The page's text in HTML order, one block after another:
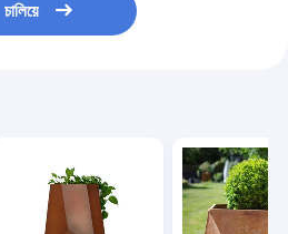
চালিয়ে